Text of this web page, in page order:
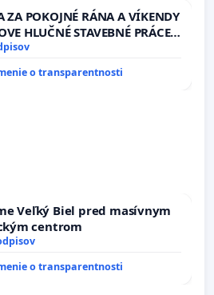
ZA POKOJNÉ RÁNA A VÍKENDY
HLUČNÉ STAVEBNÉ PRÁCE
LEN OD 9.00 DO 13.00
PRACOVNÝ TÝŽDEŇ CIEĽ
HOD. A PRAVIDELNÁ
o transparentnosti
Veľký Biel pred masívnym
centrom
o transparentnosti